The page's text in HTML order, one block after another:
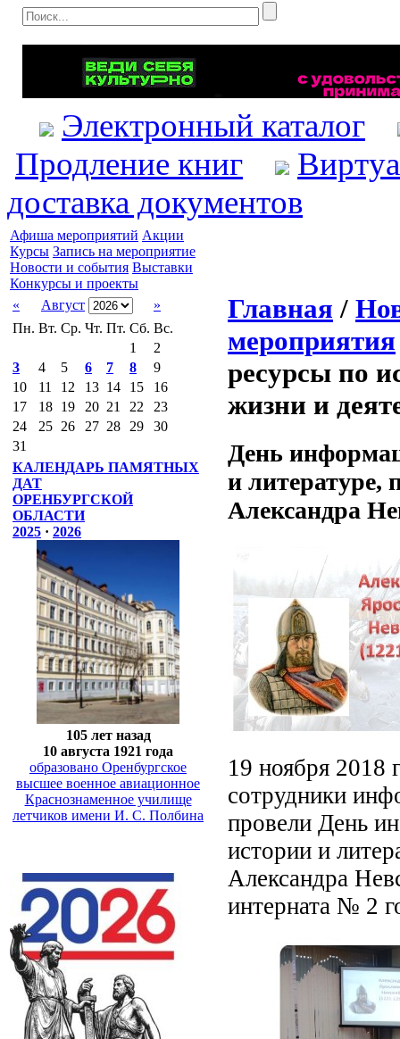
Электронный каталог
Продление книг
доставка документов
Афиша мероприятий Акции
Курсы Запись на мероприятие
Новости и события Выставки
Конкурсы и проекты
«
Август
»
Пн. Вт. Ср. Чт. Пт. Сб. Вс.
1
2
3
4 5 6 7 8
9
10
11 12 13 14 15
16
17
18 19 20 21 22
23
24
25 26 27 28 29
30
31
КАЛЕНДАРЬ ПАМЯТНЫХ
ДАТ
ОРЕНБУРГСКОЙ
ОБЛАСТИ
2025 · 2026
105 лет назад
10 августа 1921 года
образовано Оренбургское
высшее военное авиационное
Краснознаменное училище
летчиков имени И. С. Полбина
Главная /
мероприятия
ресурсы по
жизни и
День
и литературе,
Александра
19 ноября 2018
сотрудники
провели День
истории и
Александра
интерната № 2